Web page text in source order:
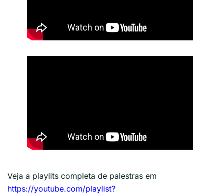
Veja a playlits completa de palestras em
https://youtube.com/playlist?